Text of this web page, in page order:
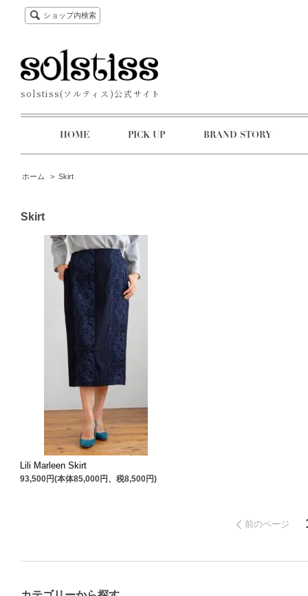
ショップ内検索
solstiss(ソルティス)公式サイト
HOME PICK UP BRAND STORY
ホーム > Skirt
Skirt
Lili Marleen Skirt
93,500円(本体85,000円、税8,500円)
前のページ